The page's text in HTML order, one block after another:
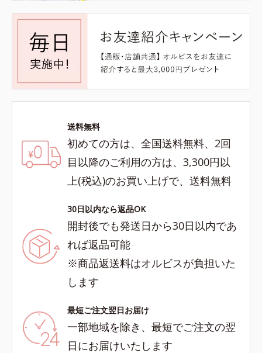
送料無料
初めての方は、全国送料無料、2回
目以降のご利用の方は、3,300円以
上(税込)のお買い上げで、送料無料
30日以内なら返品OK
開封後でも発送日から30日以内であ
れば返品可能
※商品返送料はオルビスが負担いた
します
最短ご注文翌日お届け
一部地域を除き、最短でご注文の翌
日にお届けいたします